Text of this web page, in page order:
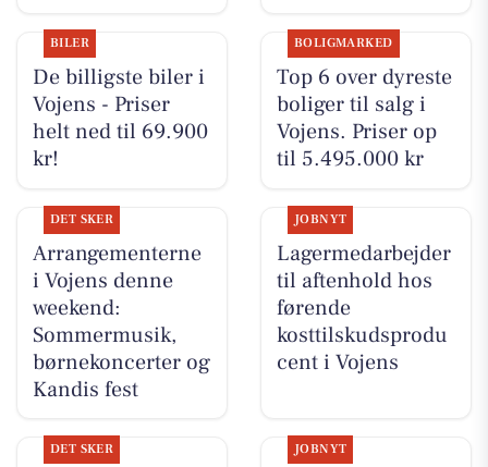
BILER
De billigste biler i
Vojens - Priser
helt ned til 69.900
kr!
BOLIGMARKED
Top 6 over dyreste
boliger til salg i
Vojens. Priser op
til 5.495.000 kr
DET SKER
Arrangementerne
i Vojens denne
weekend:
Sommermusik,
børnekoncerter og
Kandis fest
JOBNYT
Lagermedarbejder
til aftenhold hos
førende
kosttilskudsprodu
cent i Vojens
DET SKER JOBNYT